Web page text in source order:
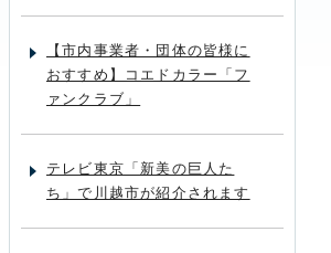
【市内事業者・団体の皆様に
おすすめ】コエドカラー「フ
ァンクラブ」
テレビ東京「新美の巨人た
ち」で川越市が紹介されます